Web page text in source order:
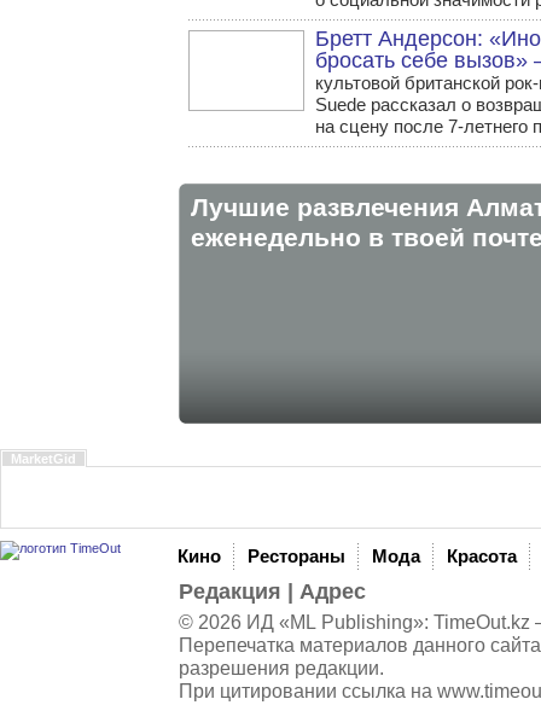
Бретт Андерсон:
бросать себе
культовой британской
Suede рассказал о
на сцену после 7-летнего
Лучшие развлечения
eженедельно в твоей
MarketGid
Кино Рестораны Мода Красота
Редакция Адрес
© 2026 ИД «ML Publishing»: TimeOut.kz
Перепечатка материалов данного
разрешения редакции.
При цитировании ссылка на